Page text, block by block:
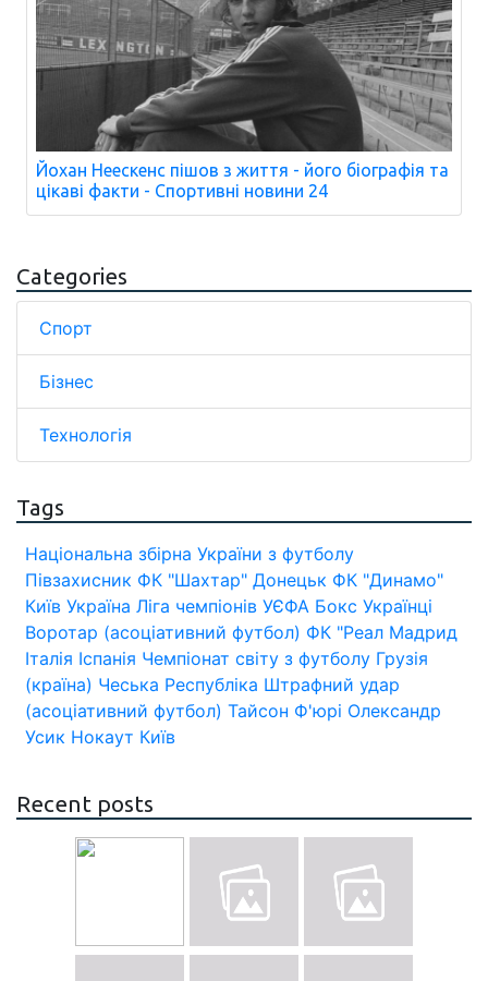
Йохан Неескенс пішов з життя - його біографія та
цікаві факти - Спортивні новини 24
Categories
Спорт
Бізнес
Технологія
Tags
Національна збірна України з футболу
Півзахисник ФК "Шахтар" Донецьк ФК "Динамо"
Київ Україна Ліга чемпіонів УЄФА Бокс Українці
Воротар (асоціативний футбол) ФК "Реал Мадрид
Італія Іспанія Чемпіонат світу з футболу Грузія
(країна) Чеська Республіка Штрафний удар
(асоціативний футбол) Тайсон Ф'юрі Олександр
Усик Нокаут Київ
Recent posts